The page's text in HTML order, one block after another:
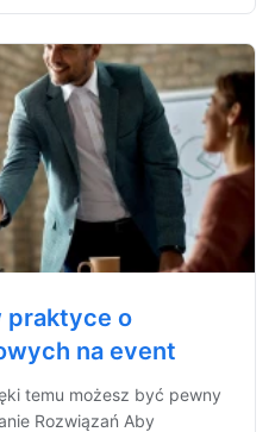
praktyce o
na event
temu możesz być pewny
Rozwiązań Aby